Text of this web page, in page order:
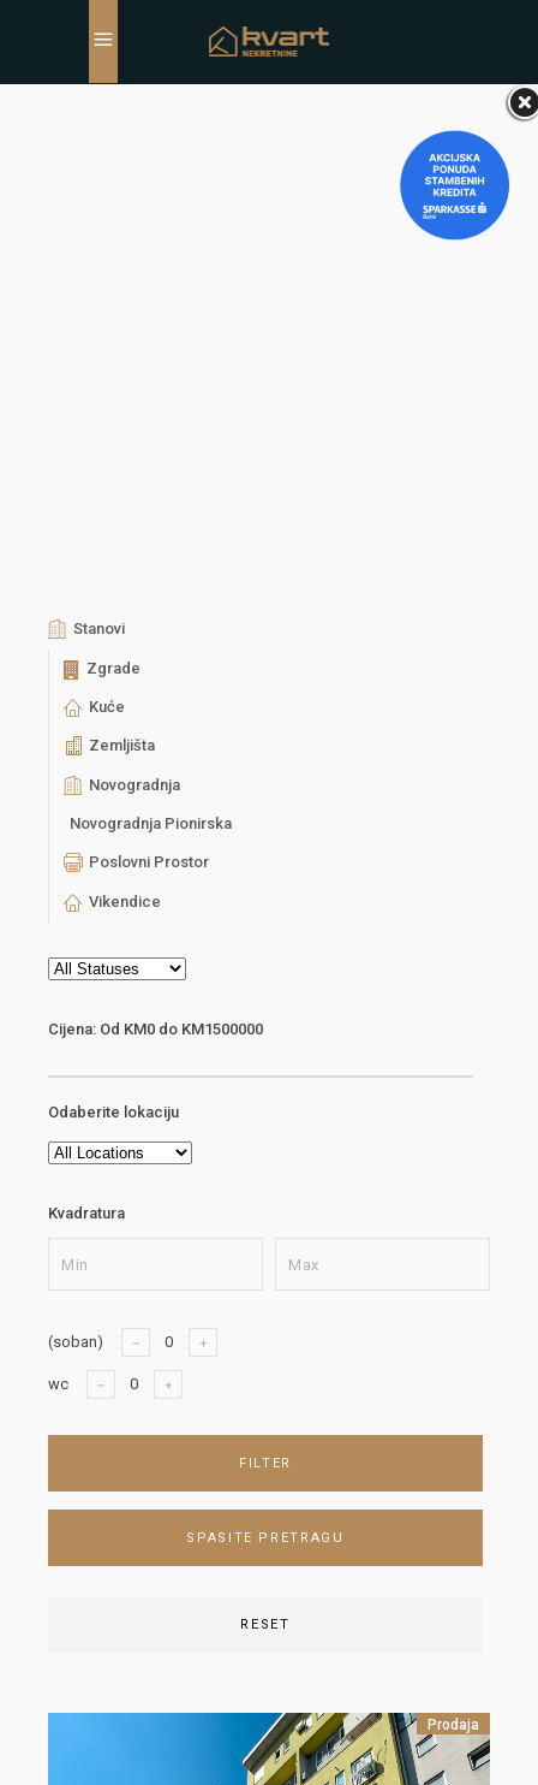
Stanovi
Zgrade
Kuće
Zemljišta
Novogradnja
Novogradnja Pionirska
Poslovni Prostor
Vikendice
Cijena: Od KM0 do KM1500000
Odaberite lokaciju
Kvadratura
(soban)
wc
FILTER
SPASITE PRETRAGU
RESET
Prodaja